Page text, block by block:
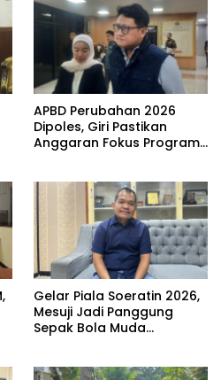
APBD Perubahan 2026
Dipoles, Giri Pastikan
Anggaran Fokus Program
Gelar Piala Soeratin 2026,
Mesuji Jadi Panggung
Sepak Bola Muda